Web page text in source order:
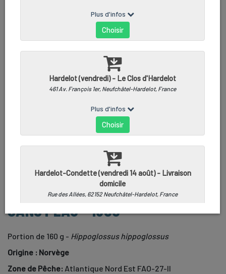
PAVÉ DE FLÉTAN BLANC DE LIGNE
SANS PEAU - 160G
Portion de 160 g - Hippoglossus hippoglossus
Origine : Norvège
Zone de Pêche: Atlantique Nord Est FAO-27-II